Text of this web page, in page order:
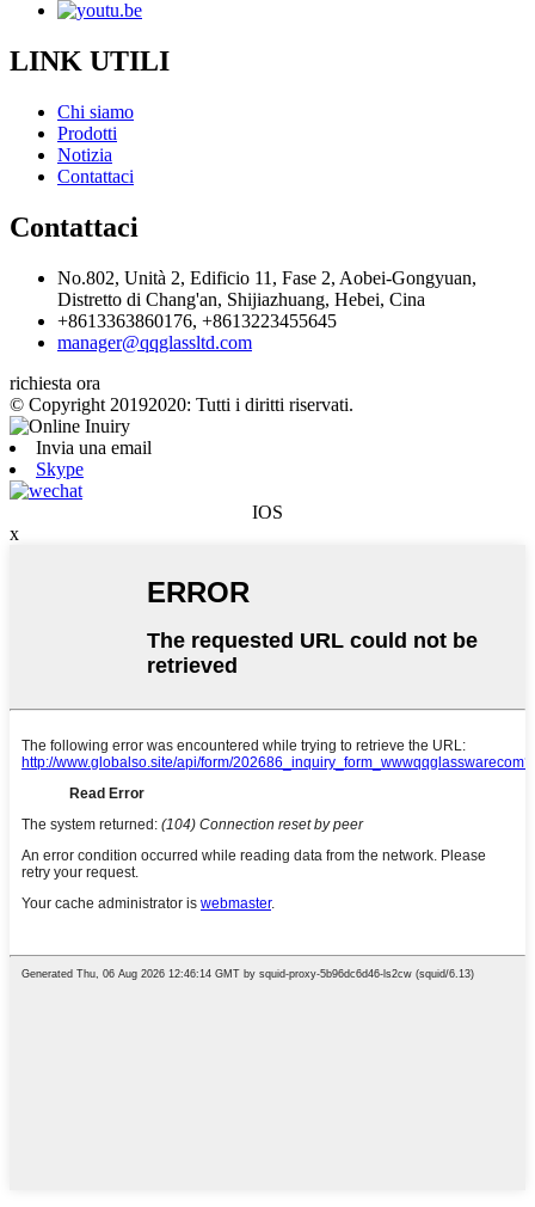
LINK UTILI
Chi siamo
Prodotti
Notizia
Contattaci
Contattaci
No.802, Unità 2, Edificio 11, Fase 2, Aobei-Gongyuan,
Distretto di Chang'an, Shijiazhuang, Hebei, Cina
+8613363860176, +8613223455645
manager@qqglassltd.com
richiesta ora
© Copyright 20192020: Tutti i diritti riservati.
Invia una email
Skype
IOS
x